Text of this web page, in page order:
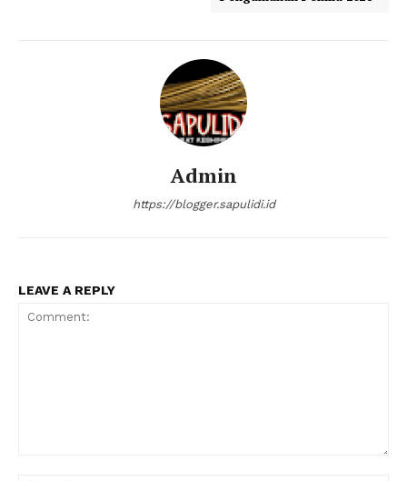
Admin
https://blogger.sapulidi.id
LEAVE A REPLY